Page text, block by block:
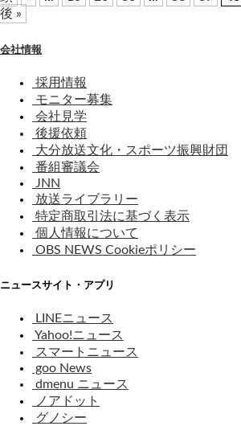
後 »
会社情報
採用情報
モニター募集
会社見学
後援依頼
大分放送文化・スポーツ振興財団
番組審議会
JNN
放送ライブラリー
特定商取引法に基づく表示
個人情報について
OBS NEWS Cookieポリシー
ニュースサイト・アプリ
LINEニュース
Yahoo!ニュース
スマートニュース
goo News
dmenu ニュース
ノアドット
グノシー